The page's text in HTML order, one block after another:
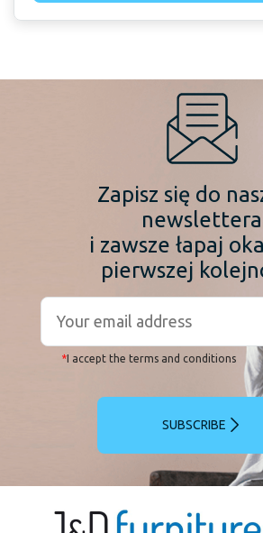
Zapisz się do
newslettera
i zawsze łapaj
pierwszej
* I accept the terms and conditions
SUBSCRIBE